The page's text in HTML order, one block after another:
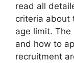
read all
criteria about
age limit.
and how to
recruitment